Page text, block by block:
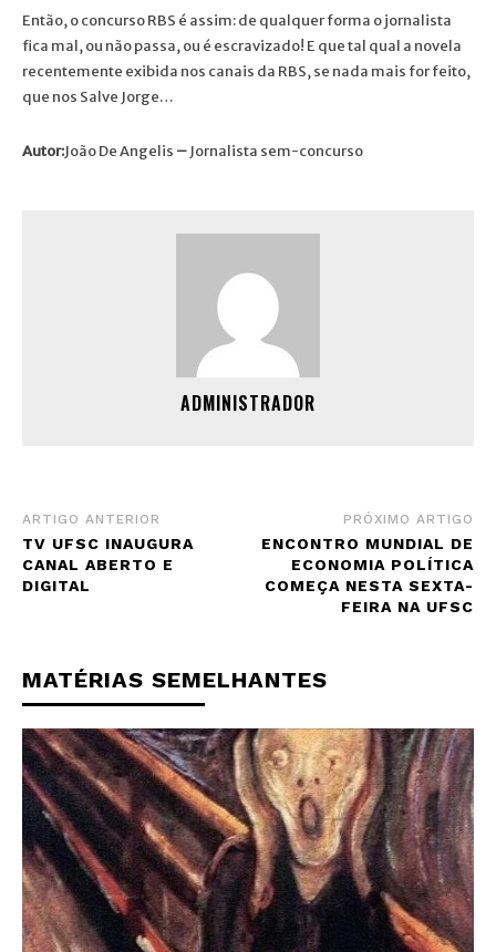
Então, o concurso RBS é assim: de qualquer forma o jornalista
fica mal, ou não passa, ou é escravizado! E que tal qual a novela
recentemente exibida nos canais da RBS, se nada mais for feito,
que nos Salve Jorge…
Autor:João De Angelis – Jornalista sem-concurso
ADMINISTRADOR
ARTIGO ANTERIOR
TV UFSC INAUGURA
CANAL ABERTO E
DIGITAL
PRÓXIMO ARTIGO
ENCONTRO MUNDIAL DE
ECONOMIA POLÍTICA
COMEÇA NESTA SEXTA-
FEIRA NA UFSC
MATÉRIAS SEMELHANTES